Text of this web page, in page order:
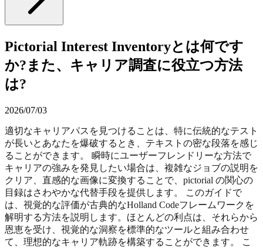
Pictorial Interest Inventoryとは何です
か?また、キャリア調査に役立つ方法
は?
2026/07/03
適切なキャリアパスを見つけることは、特に伝統的なテスト
が長いとあなたを爆破するとき、テキストの密な段落を感じ
ることができます。 瞬時にユーザーフレンドリーな方法で
キャリアの強みを発見したい場合は、複雑なジョブの説明を
クリア、直感的な画像に変換することで、pictorial の関心の
目録はさわやかな代替手段を提供します。 このガイドで
は、視覚的な評価が古典的なHolland Codeフレームワークを
解明する方法を説明します。ほとんどの利点は、それらから
恩恵を受け、視覚的な洞察を標準的なツールと組み合わせ
て、理想的なキャリア軌跡を構築することができます。 こ